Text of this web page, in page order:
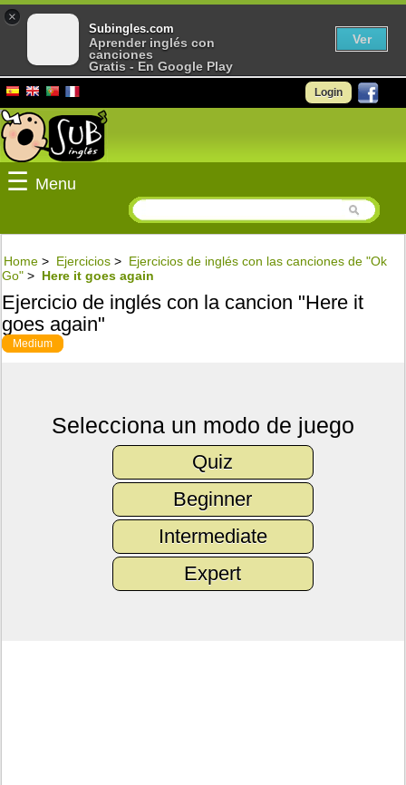
Login
☰ Menu
Home > Ejercicios > Ejercicios de inglés con las canciones de "Ok
Go" > Here it goes again
Ejercicio de inglés con la cancion "Here it
goes again"
Medium
Selecciona un modo de juego
Quiz
Beginner
Intermediate
Expert
×
Subingles.com
Aprender inglés con
canciones
Gratis - En Google Play
Ver